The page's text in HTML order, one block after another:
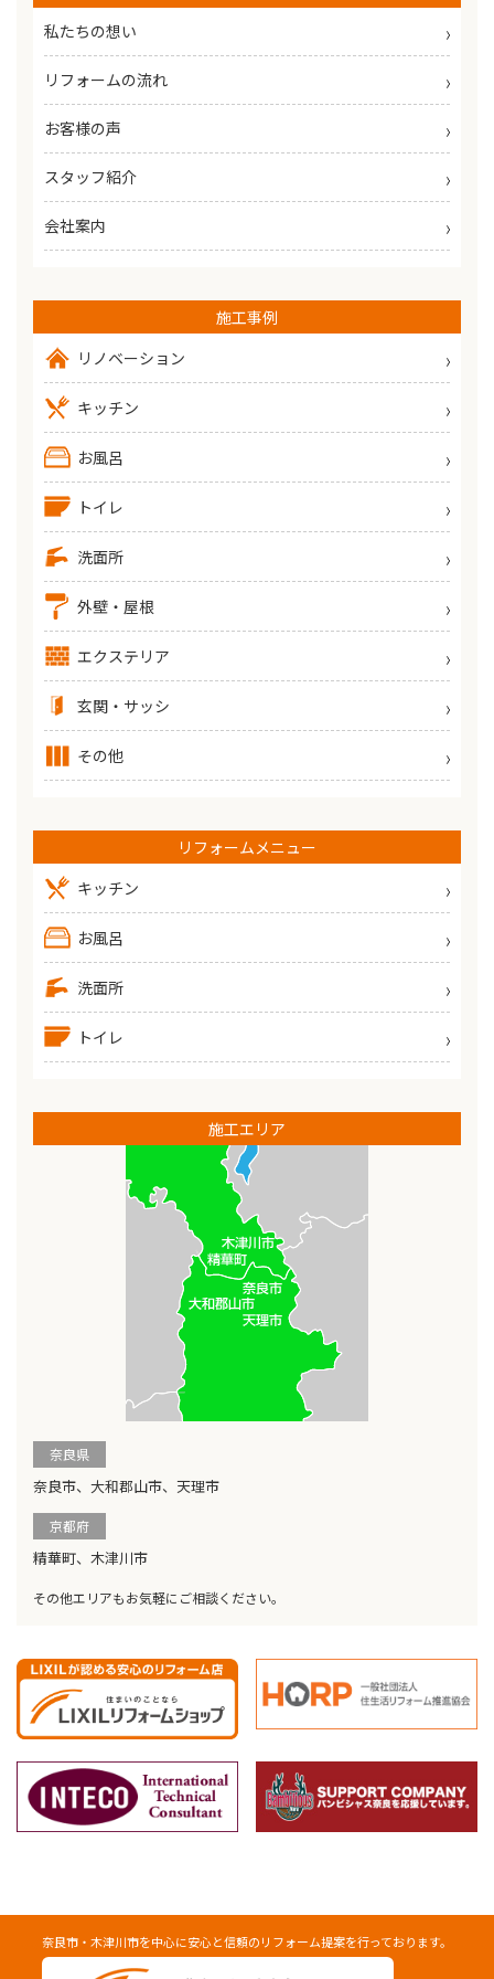
私たちの想い
リフォームの流れ
お客様の声
スタッフ紹介
会社案内
施工事例
リノベーション
キッチン
お風呂
トイレ
洗面所
外壁・屋根
エクステリア
玄関・サッシ
その他
リフォームメニュー
キッチン
お風呂
洗面所
トイレ
施工エリア
奈良県
奈良市、大和郡山市、天理市
京都府
精華町、木津川市
その他エリアもお気軽にご相談ください。
奈良市・木津川市を中心に安心と信頼のリフォーム提案を行っております。